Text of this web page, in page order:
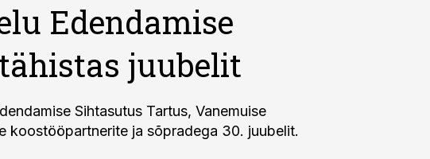
Edendamise
juubelit
Sihtasutus Tartus, Vanemuise
koostööpartnerite ja sõpradega 30. juubelit.